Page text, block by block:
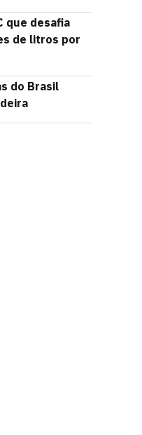
que desafia
de litros por
do Brasil